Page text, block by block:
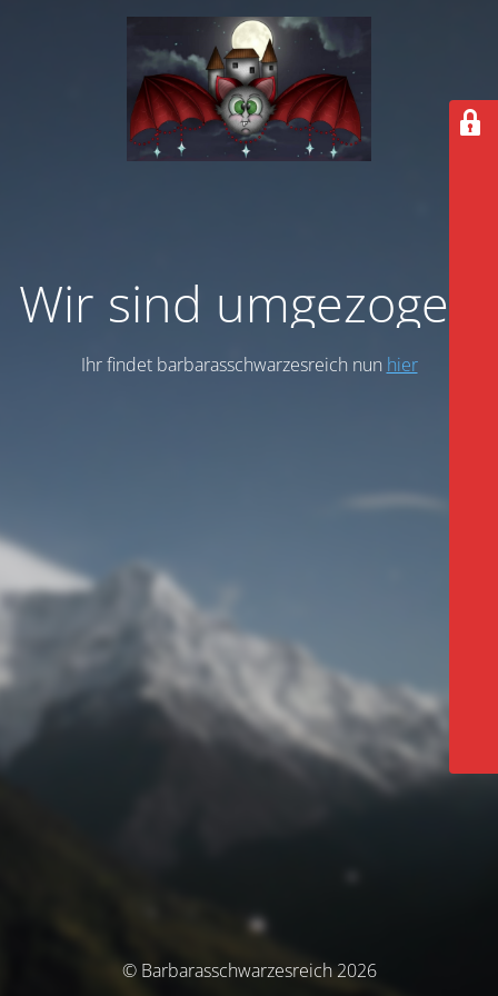
Wir sind umgezogen
Ihr findet barbarasschwarzesreich nun hier
© Barbarasschwarzesreich 2026